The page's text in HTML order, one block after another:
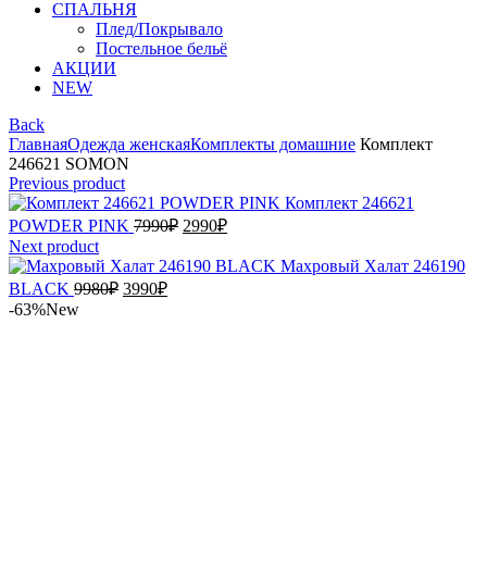
СПАЛЬНЯ
Плед/Покрывало
Постельное бельё
АКЦИИ
NEW
Back
ГлавнаяОдежда женскаяКомплекты домашние Комплект
246621 SOMON
Previous product
Комплект 246621
POWDER PINK 7990₽ Первоначальная
составляла
2990₽Текущая
2990₽.
Next product
Махровый Халат 246190
BLACK 9980₽ Первоначальная
3990₽Текущая
-63%New